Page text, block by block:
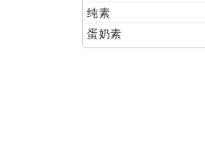
纯素
蛋奶素